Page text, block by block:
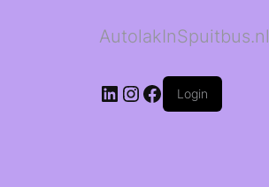
AutolakInSpuitbus.nl
LinkedIn
Instagram
Facebook
Login